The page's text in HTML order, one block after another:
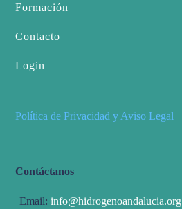
Formación
Contacto
Login
Política de Privacidad y Aviso Legal
Contáctanos
Email: info@hidrogenoandalucia.org